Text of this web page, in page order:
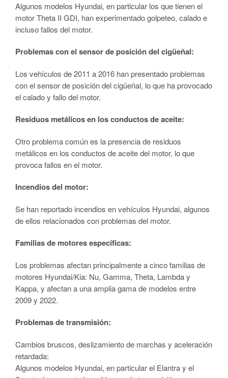
Algunos modelos Hyundai, en particular los que tienen el
motor Theta II GDI, han experimentado golpeteo, calado e
incluso fallos del motor.
Problemas con el sensor de posición del cigüeñal:
Los vehículos de 2011 a 2016 han presentado problemas
con el sensor de posición del cigüeñal, lo que ha provocado
el calado y fallo del motor.
Residuos metálicos en los conductos de aceite:
Otro problema común es la presencia de residuos
metálicos en los conductos de aceite del motor, lo que
provoca fallos en el motor.
Incendios del motor:
Se han reportado incendios en vehículos Hyundai, algunos
de ellos relacionados con problemas del motor.
Familias de motores específicas:
Los problemas afectan principalmente a cinco familias de
motores Hyundai/Kia: Nu, Gamma, Theta, Lambda y
Kappa, y afectan a una amplia gama de modelos entre
2009 y 2022.
Problemas de transmisión:
Cambios bruscos, deslizamiento de marchas y aceleración
retardada:
Algunos modelos Hyundai, en particular el Elantra y el